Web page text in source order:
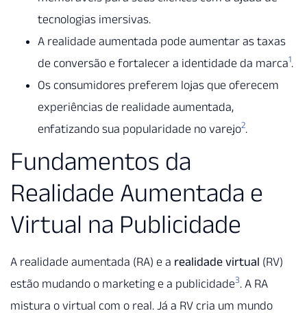
tecnologias imersivas.
A realidade aumentada pode aumentar as taxas
de conversão e fortalecer a identidade da marca1.
Os consumidores preferem lojas que oferecem
experiências de realidade aumentada,
enfatizando sua popularidade no varejo2.
Fundamentos da
Realidade Aumentada e
Virtual na Publicidade
A realidade aumentada (RA) e a realidade virtual (RV)
estão mudando o marketing e a publicidade3. A RA
mistura o virtual com o real. Já a RV cria um mundo